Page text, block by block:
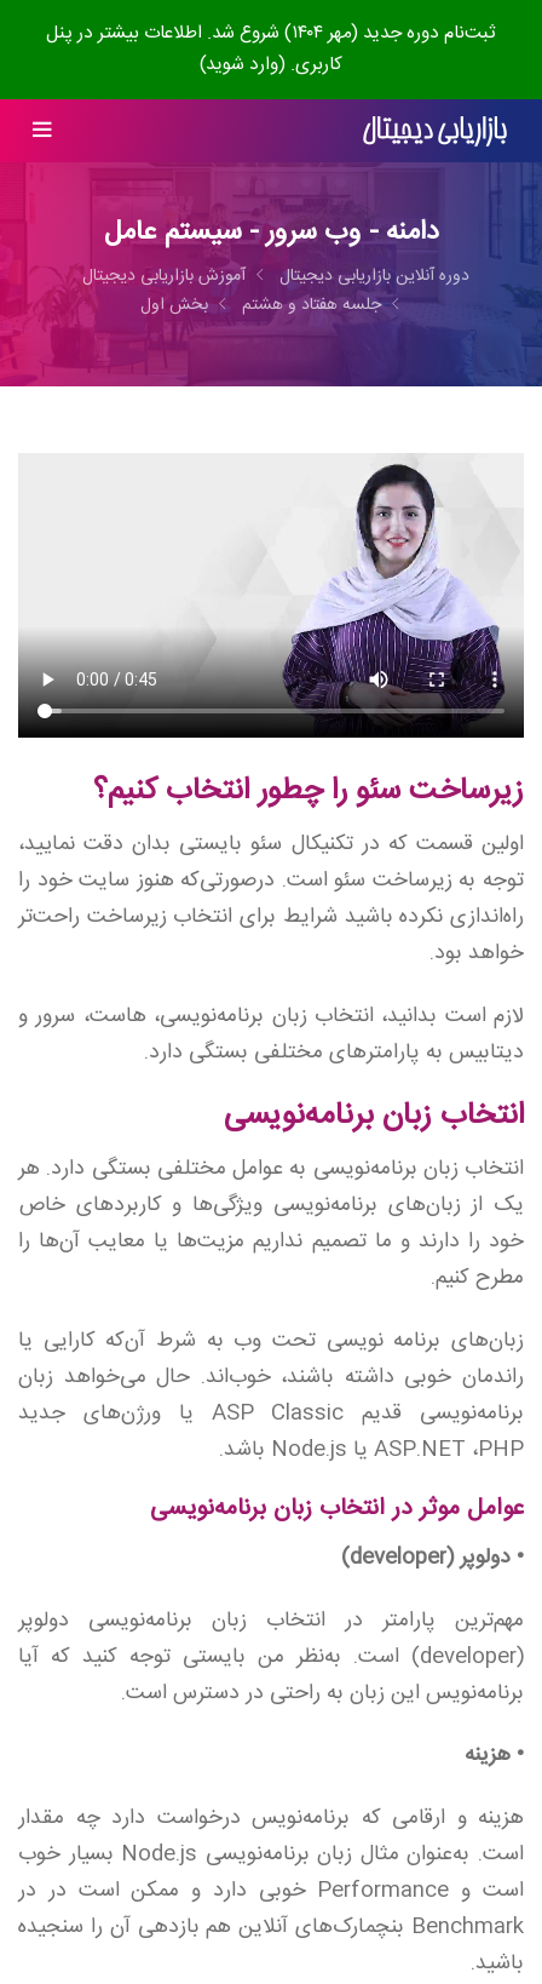
ثبت‌نام دوره جدید (مهر ۱۴۰۴) شروع شد. اطلاعات بیشتر در پنل
کاربری. (وارد شوید)
دامنه - وب سرور - سیستم عامل
دوره آنلاین بازاریابی دیجیتال
آموزش بازاریابی دیجیتال
جلسه هفتاد و هشتم
بخش اول
زیرساخت سئو را چطور انتخاب کنیم؟
اولین قسمت که در تکنیکال سئو بایستی بدان دقت نمایید،
توجه به زیرساخت سئو است. درصورتی‌که هنوز سایت خود را
راه‌اندازی نکرده باشید شرایط برای انتخاب زیرساخت راحت‌تر
خواهد بود.
لازم است بدانید، انتخاب زبان برنامه‌نویسی، هاست، سرور و
دیتابیس به پارامترهای مختلفی بستگی دارد.
انتخاب زبان برنامه‌نویسی
انتخاب زبان برنامه‌نویسی به عوامل مختلفی بستگی دارد. هر
یک از زبان‌های برنامه‌نویسی ویژگی‌ها و کاربردهای خاص
خود را دارند و ما تصمیم نداریم مزیت‌ها یا معایب آن‌ها را
مطرح کنیم.
زبان‌های برنامه نویسی تحت وب به شرط آن‌که کارایی یا
راندمان خوبی داشته باشند، خوب‌اند. حال می‌خواهد زبان
برنامه‌نویسی قدیم ASP Classic یا ورژن‌های جدید
ASP.NET ،PHP یا Node.js باشد.
عوامل موثر در انتخاب زبان برنامه‌نویسی
• دولوپر (developer)
مهم‌ترین پارامتر در انتخاب زبان برنامه‌نویسی دولوپر
(developer) است. به‌نظر من بایستی توجه کنید که آیا
برنامه‌نویس این زبان به راحتی در دسترس است.
• هزینه
هزینه و ارقامی که برنامه‌نویس درخواست دارد چه مقدار
است. به‌عنوان مثال زبان برنامه‌نویسی Node.js بسیار خوب
است و Performance خوبی دارد و ممکن است در در
Benchmark بنچمارک‌های آنلاین هم بازدهی آن را سنجیده
باشید.